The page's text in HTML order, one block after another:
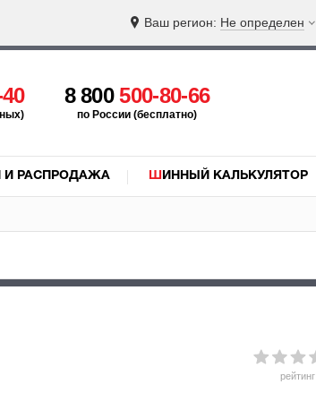
Ваш регион: Не определен
8 800500-80-66
по России (бесплатно)
И РАСПРОДАЖА ШИННЫЙ КАЛЬКУЛЯТОР
рейтинг